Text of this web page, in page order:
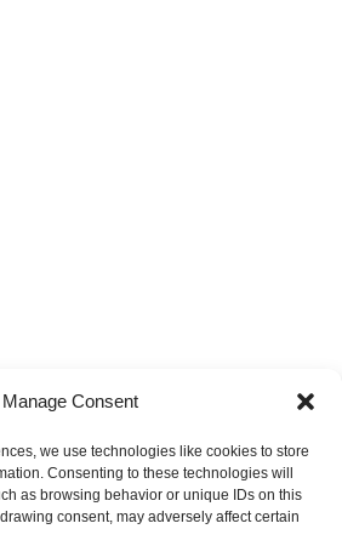
Manage Consent
we use technologies like cookies to store
Consenting to these technologies will
as browsing behavior or unique IDs on this
consent, may adversely affect certain